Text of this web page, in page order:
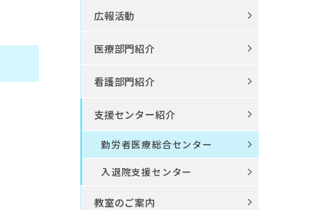
広報活動
医療部門紹介
看護部門紹介
支援センター紹介
勤労者医療総合センター
入退院支援センター
教室のご案内